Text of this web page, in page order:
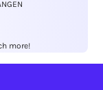
more!